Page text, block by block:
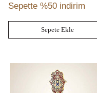
Sepette %50 indirim
Sepete Ekle